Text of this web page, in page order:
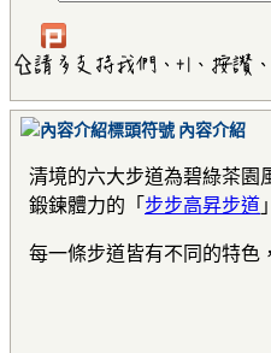
內容介紹
清境的六大步道為碧綠茶園
鍛鍊體力的「 步步高昇步道
每一條步道皆有不同的特色